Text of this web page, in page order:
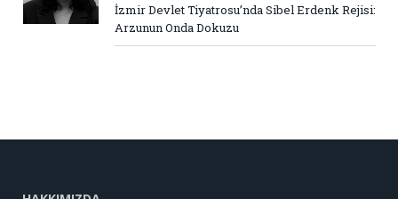
İzmir Devlet Tiyatrosu’nda Sibel Erdenk Rejisi:
Arzunun Onda Dokuzu